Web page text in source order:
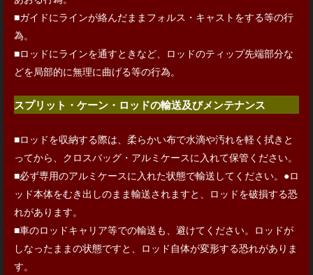
■ガイドにラインが絡んだままフォルス・キャストをする等の行
為。
■ロッドにラインを通すときなど、ロッドのティップ先端部分な
どを局部的に無理に曲げる等の行為。
スプリット・ケーン・ロッドの輸送及びメンテナンス
■ロッドを収納する際は、柔らかい布で水滴や汚れを軽く拭きと
ってから、クロスバッグ・アルミケースに入れて保管ください。
■必ず専用のアルミケースに入れた状態で輸送してください。●ロ
ッド本体をむき出しのまま輸送されますと、ロッドを破損する恐
れがあります。
■車のロッドキャリア等での輸送も、避けてください。ロッドが
しなったままの状態ですと、ロッド自体が変形する恐れがありま
す。